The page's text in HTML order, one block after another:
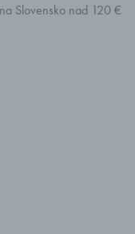
Slovensko nad 120 €